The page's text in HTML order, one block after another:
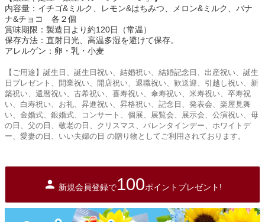
内容量：イチゴ&ミルク、レモン&はちみつ、メロン&ミルク、バナ
ナ&チョコ 各２個
賞味期限：製造日より約120日（常温）
保存方法：直射日光、高温多湿を避けて保存。
アレルゲン：卵・乳・小麦
【ご用途】誕生日、誕生日祝い、結婚祝い、結婚記念日、出産祝い、誕生
日プレゼント、開業祝い、開店祝い、退職祝い、歓送迎、引越し祝い、新
築祝い、還暦祝い、古希祝い、喜寿祝い、傘寿祝い、米寿祝い、卒寿祝
い、白寿祝い、お礼、昇進祝い、昇格祝い、記念日、発表会、楽屋見舞
い、金婚式、銀婚式、コンサート、個展、展覧会、展示会、公演祝い、母
の日、父の日、敬老の日、クリスマス、バレンタインデー、ホワイトデ
ー、愛妻の日、いい夫婦の日 の贈り物としてご利用されております。
新規会員登録で100ポイントプレゼント!